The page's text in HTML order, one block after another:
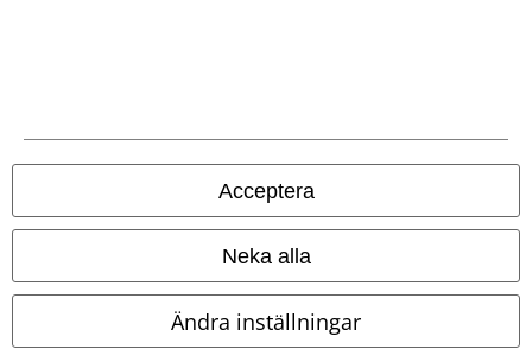
Acceptera
Neka alla
Ändra inställningar
Våra onlinebutiker